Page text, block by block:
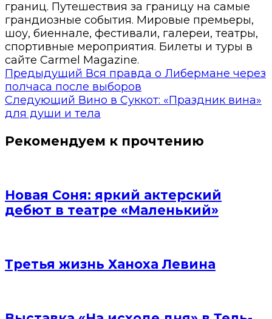
границ. Путешествия за границу на самые
грандиозные события. Мировые премьеры,
шоу, биеннале, фестивали, галереи, театры,
спортивные мероприятия. Билеты и туры в
сайте Carmel Magazine.
Предыдущий Вся правда о Либермане через
полчаса после выборов
Следующий Вино в Суккот: «Праздник вина»
для души и тела
Рекомендуем к прочтению
Новая Соня: яркий актерский
дебют в театре «Маленький»
Третья жизнь Ханоха Левина